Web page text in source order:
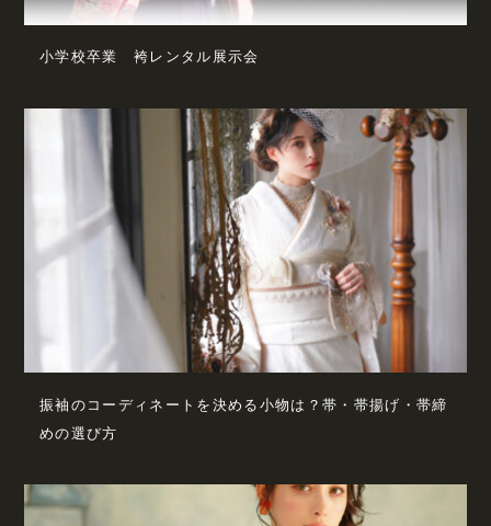
小学校卒業 袴レンタル展示会
振袖のコーディネートを決める小物は？帯・帯揚げ・帯締
めの選び方